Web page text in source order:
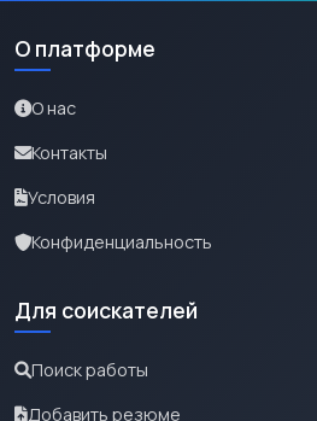
О платформе
О нас
Контакты
Условия
Конфиденциальность
Для соискателей
Поиск работы
Добавить резюме